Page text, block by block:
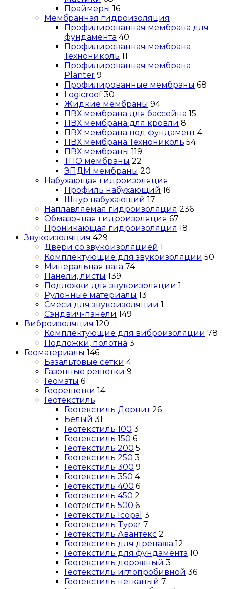
Праймеры 16
Мембранная гидроизоляция
Профилированная мембрана для
фундамента 40
Профилированная мембрана
Технониколь 11
Профилированная мембрана
Planter 9
Профилированные мембраны 68
Logicroof 30
Жидкие мембраны 94
ПВХ мембрана для бассейна 15
ПВХ мембрана для кровли 8
ПВХ мембрана под фундамент 4
ПВХ мембрана Технониколь 54
ПВХ мембраны 119
ТПО мембраны 22
ЭПДМ мембраны 20
Набухающая гидроизоляция
Профиль набухающий 16
Шнур набухающий 17
Наплавляемая гидроизоляция 236
Обмазочная гидроизоляция 67
Проникающая гидроизоляция 18
Звукоизоляция 429
Двери со звукоизоляцией 1
Комплектующие для звукоизоляции 50
Минеральная вата 74
Панели, листы 139
Подложки для звукоизоляции 1
Рулонные материалы 13
Смеси для звукоизоляции 1
Сэндвич-панели 149
Виброизоляция 120
Комплектующие для виброизоляции 78
Подложки, полотна 3
Геоматериалы 146
Базальтовые сетки 4
Газонные решетки 9
Геоматы 6
Георешетки 14
Геотекстиль
Геотекстиль Дорнит 26
Белый 31
Геотекстиль 100 3
Геотекстиль 150 6
Геотекстиль 200 5
Геотекстиль 250 3
Геотекстиль 300 9
Геотекстиль 350 4
Геотекстиль 400 6
Геотекстиль 450 2
Геотекстиль 500 6
Геотекстиль Icopal 3
Геотекстиль Typar 7
Геотекстиль Авантекс 2
Геотекстиль для дренажа 12
Геотекстиль для фундамента 10
Геотекстиль дорожный 3
Геотекстиль иглопробивной 36
Геотекстиль нетканый 7